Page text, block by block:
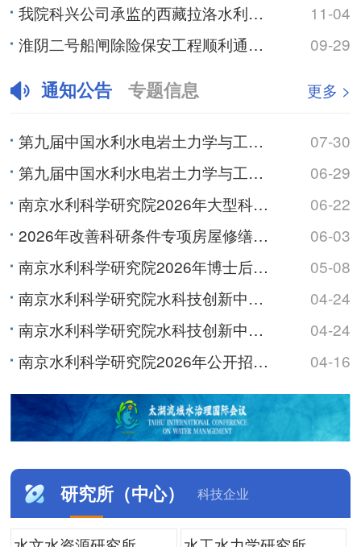
我院科兴公司承监的西藏拉洛水利枢纽及配套灌区工程通过竣工验收
11-04
淮阴二号船闸除险保安工程顺利通过交工验收
09-29
通知公告 专题信息 更多 >
第九届中国水利水电岩土力学与工程学术研讨会（3号通知）
07-30
第九届中国水利水电岩土力学与工程学术研讨会（2号通知）
06-29
南京水利科学研究院2026年大型科研仪器开放共享数据信息公示
06-22
2026年改善科研条件专项房屋修缮及基础设施改造项目监理服务综合评议比选公告
06-03
南京水利科学研究院2026年博士后研究人员招收公告
05-08
南京水利科学研究院水科技创新中心及职工与研究生宿舍项目最高投标限价（含工程量清单）审核造价咨询服务综...
04-24
南京水利科学研究院水科技创新中心及职工与研究生宿舍项目最高投标限价（含工程量清单）编制造价咨询服务综...
04-24
南京水利科学研究院2026年公开招聘非事业编制工作人员公告
04-16
研究所（中心） 科技企业